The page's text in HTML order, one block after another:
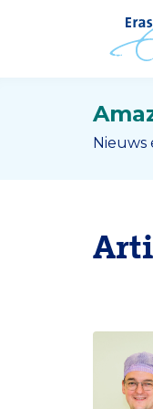
Nieuws